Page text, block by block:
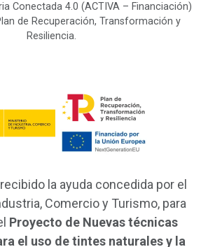
Conectada 4.0 (ACTIVA – Financiación)
de Recuperación, Transformación y
Resiliencia.
la ayuda concedida por el
Comercio y Turismo, para
Proyecto de Nuevas técnicas
el uso de tintes naturales y la